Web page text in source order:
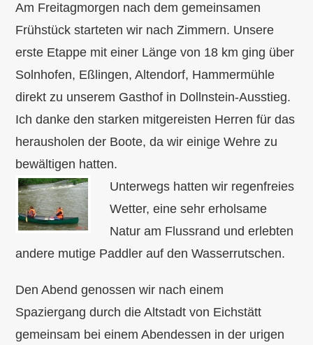
Am Freitagmorgen nach dem gemeinsamen
Frühstück starteten wir nach Zimmern. Unsere
erste Etappe mit einer Länge von 18 km ging über
Solnhofen, Eßlingen, Altendorf, Hammermühle
direkt zu unserem Gasthof in Dollnstein-Ausstieg.
Ich danke den starken mitgereisten Herren für das
herausholen der Boote, da wir einige Wehre zu
bewältigen hatten.
Unterwegs hatten wir regenfreies
Wetter, eine sehr erholsame
Natur am Flussrand und erlebten
andere mutige Paddler auf den Wasserrutschen.
Den Abend genossen wir nach einem
Spaziergang durch die Altstadt von Eichstätt
gemeinsam bei einem Abendessen in der urigen